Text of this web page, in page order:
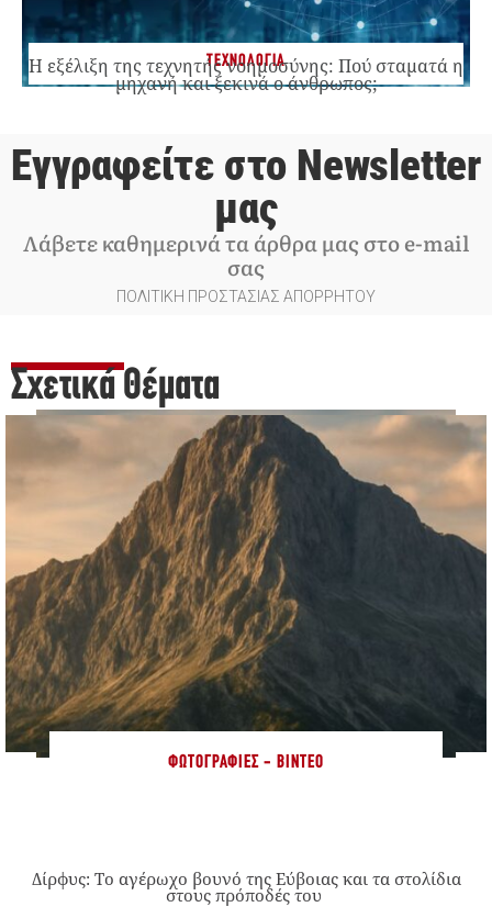
ΤΕΧΝΟΛΟΓΙΑ
Η εξέλιξη της τεχνητής νοημοσύνης: Πού σταματά η
μηχανή και ξεκινά ο άνθρωπος;
Εγγραφείτε στο Newsletter
μας
Λάβετε καθημερινά τα άρθρα μας στο e-mail
σας
ΠΟΛΙΤΙΚΗ ΠΡΟΣΤΑΣΙΑΣ ΑΠΟΡΡΗΤΟΥ
Σχετικά Θέματα
ΦΩΤΟΓΡΑΦΊΕΣ - ΒΊΝΤΕΟ
Δίρφυς: Το αγέρωχο βουνό της Εύβοιας και τα στολίδια
στους πρόποδές του